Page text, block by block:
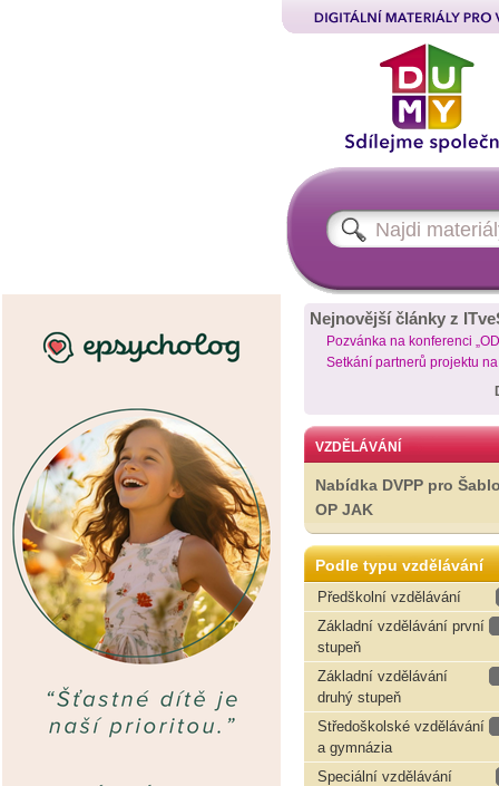
Nejnovější články z
Pozvánka na konferenci
Setkání partnerů projektu
VZDĚLÁVÁNÍ
Nabídka DVPP pro
OP JAK
Podle typu vzdělávání
Předškolní vzdělávání
Základní vzdělávání první
stupeň
Základní vzdělávání
druhý stupeň
Středoškolské vzdělávání
a gymnázia
Speciální vzdělávání